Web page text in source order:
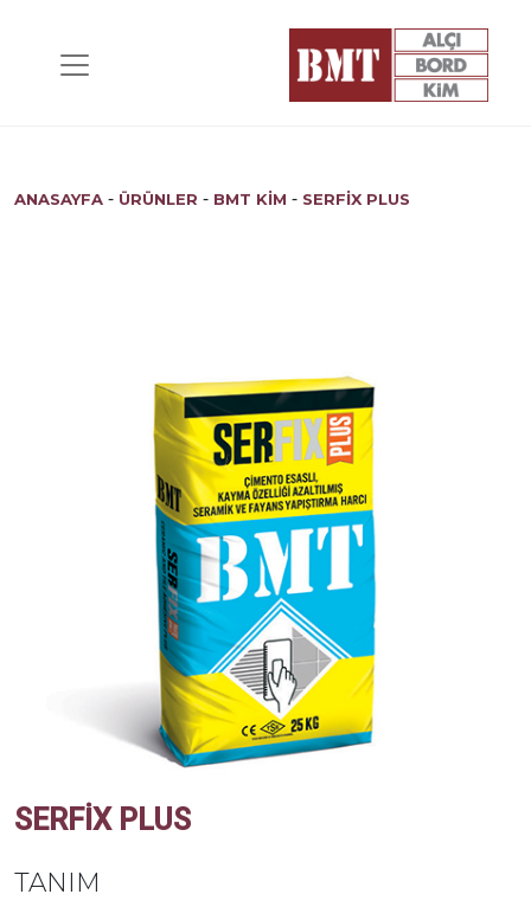
ANASAYFA - ÜRÜNLER - BMT KİM - SERFIX PLUS
SERFIX PLUS
TANIM